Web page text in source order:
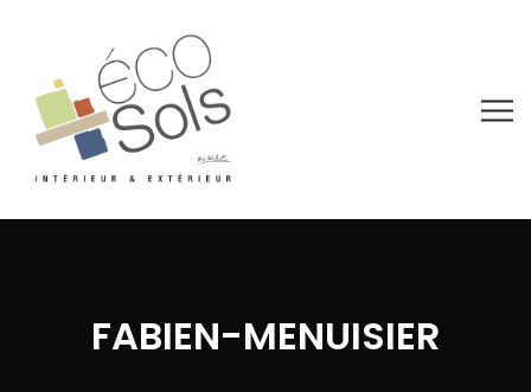
FABIEN-MENUISIER